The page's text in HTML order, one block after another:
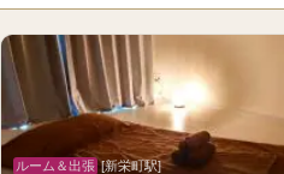
ルーム＆出張[新栄町駅]